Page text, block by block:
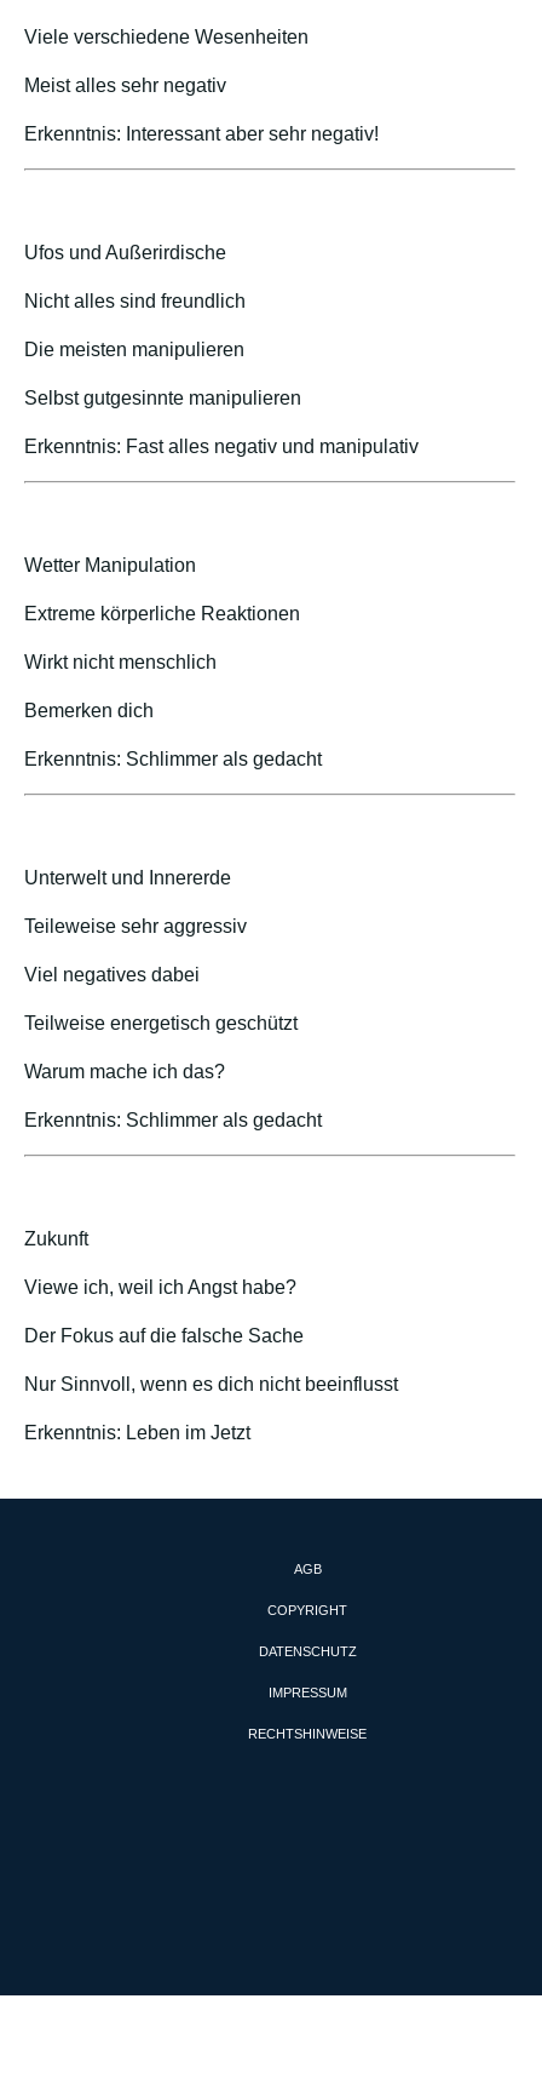
Viele verschiedene Wesenheiten
Meist alles sehr negativ
Erkenntnis: Interessant aber sehr negativ!
Ufos und Außerirdische
Nicht alles sind freundlich
Die meisten manipulieren
Selbst gutgesinnte manipulieren
Erkenntnis: Fast alles negativ und manipulativ
Wetter Manipulation
Extreme körperliche Reaktionen
Wirkt nicht menschlich
Bemerken dich
Erkenntnis: Schlimmer als gedacht
Unterwelt und Innererde
Teileweise sehr aggressiv
Viel negatives dabei
Teilweise energetisch geschützt
Warum mache ich das?
Erkenntnis: Schlimmer als gedacht
Zukunft
Viewe ich, weil ich Angst habe?
Der Fokus auf die falsche Sache
Nur Sinnvoll, wenn es dich nicht beeinflusst
Erkenntnis: Leben im Jetzt
AGB
COPYRIGHT
DATENSCHUTZ
IMPRESSUM
RECHTSHINWEISE